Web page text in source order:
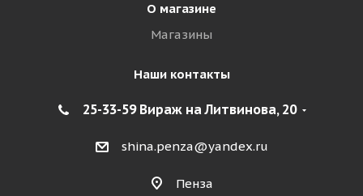
О магазине
Магазины
Наши контакты
25-33-59 Вираж на Литвинова, 20
shina.penza@yandex.ru
Пенза